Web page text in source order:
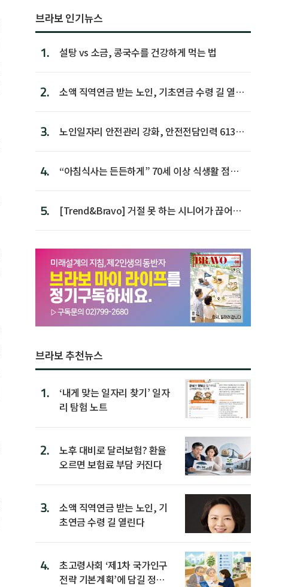
브라보 인기뉴스
1. 설탕 vs 소금, 콩국수를 건강하게 먹는 법
2.
소액 직역연금 받는 노인, 기초연금 수령 길 열린
3.
노인일자리 안전관리 강화, 안전전담인력 613명
4.
“아침식사는 든든하게” 70세 이상 식생활 점수
5.
[Trend&Bravo] 거절 못 하는 시니어가 끊어야
브라보 추천뉴스
1.
‘내게 맞는 일자리 찾기’ 일자
리 탐험 노트
2.
노후 대비로 달러보험? 환율
오르면 보험료 부담 커진다
3.
소액 직역연금 받는 노인, 기
초연금 수령 길 열린다
4.
초고령사회 ‘제1차 국가인구
전략 기본계획’에 담길 정책